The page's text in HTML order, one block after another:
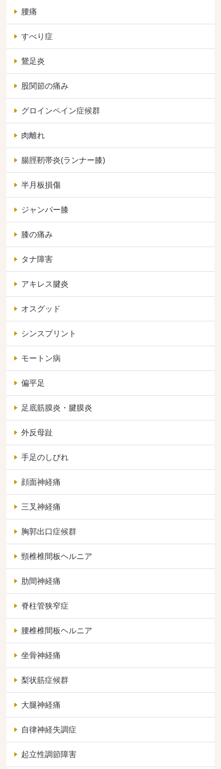
腰痛
すべり症
鵞足炎
股関節の痛み
グロインペイン症候群
肉離れ
腸脛靭帯炎(ランナー膝)
半月板損傷
ジャンパー膝
膝の痛み
タナ障害
アキレス腱炎
オスグッド
シンスプリント
モートン病
偏平足
足底筋膜炎・腱膜炎
外反母趾
手足のしびれ
顔面神経痛
三叉神経痛
胸郭出口症候群
頸椎椎間板ヘルニア
肋間神経痛
脊柱管狭窄症
腰椎椎間板ヘルニア
坐骨神経痛
梨状筋症候群
大腿神経痛
自律神経失調症
起立性調節障害